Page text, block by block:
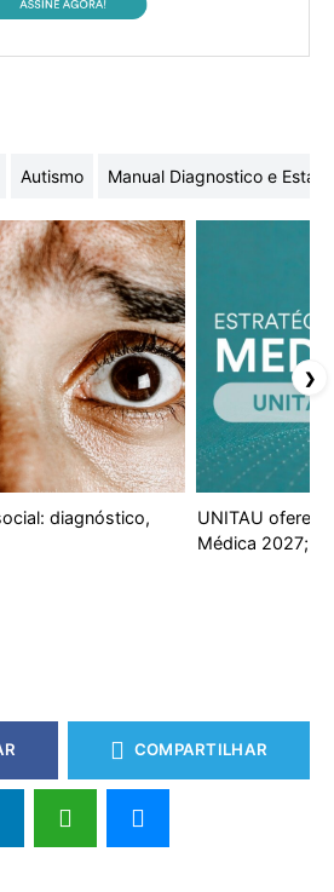
Autismo Manual Diagnostico e
diagnóstico,
UNITAU
Médica 2027;
❯
COMPARTILHAR